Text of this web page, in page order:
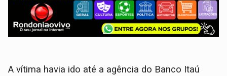
​A vítima havia ido até a agência do Banco Itaú